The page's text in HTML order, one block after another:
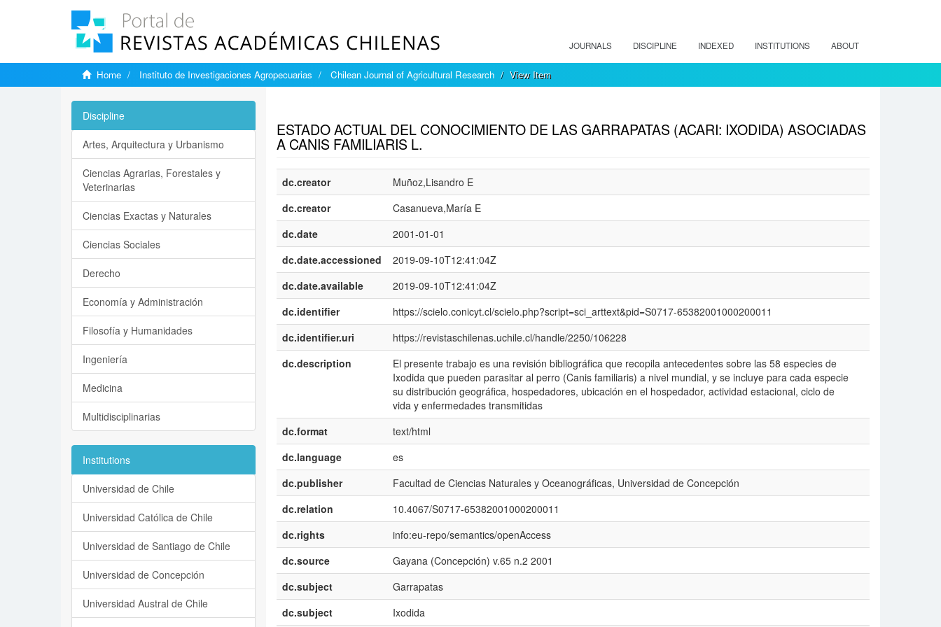
JOURNALS DISCIPLINE INDEXED INSTITUTIONS ABOUT
Home Instituto de Investigaciones Agropecuarias Chilean Journal of Agricultural Research View Item
ESTADO ACTUAL DEL CONOCIMIENTO DE LAS GARRAPATAS (ACARI: IXODIDA) ASOCIADAS
A CANIS FAMILIARIS L.
dc.creator
Muñoz,Lisandro E
dc.creator
Casanueva,María E
dc.date
2001-01-01
dc.date.accessioned
2019-09-10T12:41:04Z
dc.date.available
2019-09-10T12:41:04Z
dc.identifier
https://scielo.conicyt.cl/scielo.php?script=sci_arttext&pid=S0717-65382001000200011
dc.identifier.uri
https://revistaschilenas.uchile.cl/handle/2250/106228
dc.description
El presente trabajo es una revisión bibliográfica que recopila antecedentes sobre las 58 especies de
Ixodida que pueden parasitar al perro (Canis familiaris) a nivel mundial, y se incluye para cada especie
su distribución geográfica, hospedadores, ubicación en el hospedador, actividad estacional, ciclo de
vida y enfermedades transmitidas
dc.format
text/html
dc.language
es
dc.publisher
Facultad de Ciencias Naturales y Oceanográficas, Universidad de Concepción
dc.relation
10.4067/S0717-65382001000200011
dc.rights
info:eu-repo/semantics/openAccess
dc.source
Gayana (Concepción) v.65 n.2 2001
dc.subject
Garrapatas
dc.subject
Ixodida
Discipline
Artes, Arquitectura y Urbanismo
Ciencias Agrarias, Forestales y
Veterinarias
Ciencias Exactas y Naturales
Ciencias Sociales
Derecho
Economía y Administración
Filosofía y Humanidades
Ingeniería
Medicina
Multidisciplinarias
Institutions
Universidad de Chile
Universidad Católica de Chile
Universidad de Santiago de Chile
Universidad de Concepción
Universidad Austral de Chile